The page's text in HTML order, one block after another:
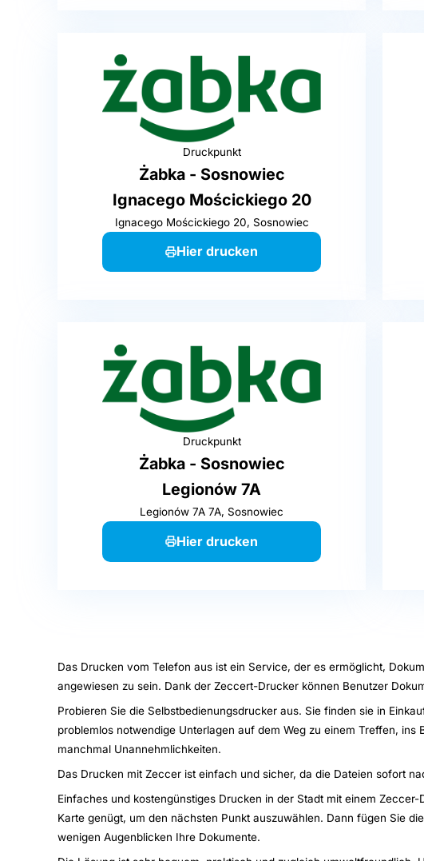
Druckpunkt
Żabka - Sosnowiec
Ignacego Mościckiego 20
Ignacego Mościckiego 20, Sosnowiec
Hier drucken
Druckpunkt
Żabka - Sosnowiec
Legionów 7A
Legionów 7A 7A, Sosnowiec
Hier drucken
Das Drucken vom Telefon aus ist ein Service, der es ermöglicht,
angewiesen zu sein. Dank der Zeccert-Drucker können Benutzer
Probieren Sie die Selbstbedienungsdrucker aus. Sie finden sie in
problemlos notwendige Unterlagen auf dem Weg zu einem Treffen,
manchmal Unannehmlichkeiten.
Das Drucken mit Zeccer ist einfach und sicher, da die Dateien sofort
Einfaches und kostengünstiges Drucken in der Stadt mit einem
Karte genügt, um den nächsten Punkt auszuwählen. Dann fügen Sie
wenigen Augenblicken Ihre Dokumente.